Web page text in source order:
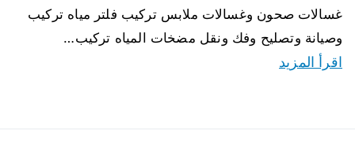
غسالات صحون وغسالات ملابس تركيب فلتر مياه تركيب
وصيانة وتصليح وفك ونقل مضخات المياه تركيب…
اقرأ المزيد